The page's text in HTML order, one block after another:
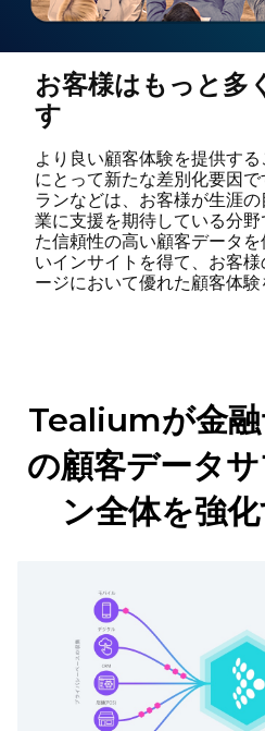
お客様はもっと多
す
より良い顧客体験を提供す
にとって新たな差別化要因
ランなどは、お客様が生涯
業に支援を期待している分
た信頼性の高い顧客データ
いインサイトを得て、お客
ージにおいて優れた顧客体験
Tealiumが金
の顧客データ
ン全体を強